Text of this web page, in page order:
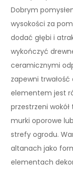
Dobrym
wysokości za
dodać głębi i
wykończyć
ceramicznymi
zapewni
elementem jest
przestrzeni
murki oporowe
strefy ogrodu.
altanach jako
elementach